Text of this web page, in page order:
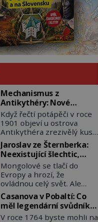
Mechanismus z
Antikythéry: Nové
výzkumy odhalují další
překvapení o starověkém
počítači
Když řečtí potápěči v roce
1901 objeví u ostrova
Antikythéra zrezivělý kus
bronzu, nikdo netuší, že
drží v rukou jeden z
nejúžasnějších vynálezů
starověku. Až moderní
rentgenové tomografy
odhalí desítky ozubených
kol ukrytých uvnitř.
Mechanismus z
Antikythéry je dnes
Jaroslav ze Šternberka:
Neexistující šlechtic,
který z Moravy vyžene
Mongoly
Mongolové se tlačí do
Evropy a hrozí, že
ovládnou celý svět. Ale
naštěstí jim v samotném
srdci Evropy stojí v cestě
malé, ale silné království,
které dokáže dobyvatelské
Casanova v Pobaltí: Co
měl legendární svůdník
společného se
V roce 1764 byste mohli na